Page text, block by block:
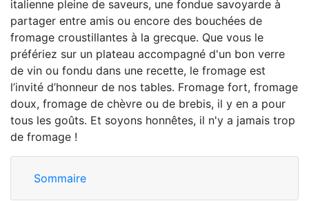
italienne pleine de saveurs, une fondue savoyarde à
partager entre amis ou encore des bouchées de
fromage croustillantes à la grecque. Que vous le
préfériez sur un plateau accompagné d'un bon verre
de vin ou fondu dans une recette, le fromage est
l’invité d’honneur de nos tables. Fromage fort, fromage
doux, fromage de chèvre ou de brebis, il y en a pour
tous les goûts. Et soyons honnêtes, il n'y a jamais trop
de fromage !
Sommaire